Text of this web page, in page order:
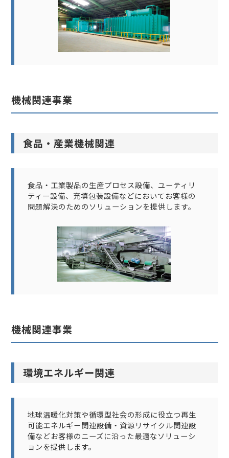
機械関連事業
食品・産業機械関連
食品・工業製品の生産プロセス設備、ユーティリ
ティー設備、充填包装設備などにおいてお客様の
問題解決のためのソリューションを提供します。
機械関連事業
環境エネルギー関連
地球温暖化対策や循環型社会の形成に役立つ再生
可能エネルギー関連設備・資源リサイクル関連設
備などお客様のニーズに沿った最適なソリューシ
ョンを提供します。